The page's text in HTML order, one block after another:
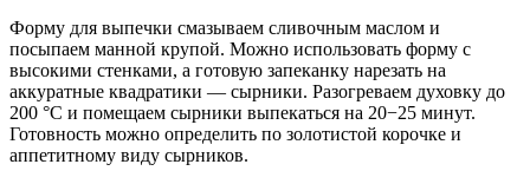
Форму для выпечки смазываем сливочным маслом и
посыпаем манной крупой. Можно использовать форму с
высокими стенками, а готовую запеканку нарезать на
аккуратные квадратики — сырники. Разогреваем духовку до
200 °C и помещаем сырники выпекаться на 20−25 минут.
Готовность можно определить по золотистой корочке и
аппетитному виду сырников.